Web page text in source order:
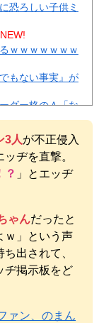
恐ろしい子供ミ
NEW!
ｗｗｗｗｗｗｗ
もない事実』が
ダー格のＡ「な
背の高い低いと
た夫→まさかの
ｗｗｗｗｗｗｗ
会社の株式を
【窪田康志】
会社の株式を
【窪田康志】
3人が不正侵入
ヂを直撃。
？ 」とエッヂ
ゃんだったと
ｗ」という声
出されて、
ヂ掲示板をど
ァン、のまん